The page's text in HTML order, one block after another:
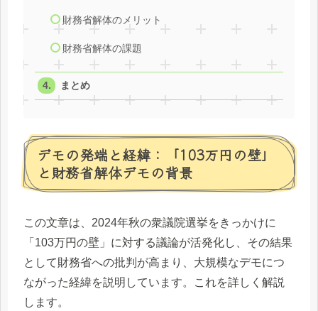
財務省解体のメリット
財務省解体の課題
まとめ
デモの発端と経緯：「103万円の壁」
と財務省解体デモの背景
この文章は、2024年秋の衆議院選挙をきっかけに
「103万円の壁」に対する議論が活発化し、その結果
として財務省への批判が高まり、大規模なデモにつ
ながった経緯を説明しています。これを詳しく解説
します。